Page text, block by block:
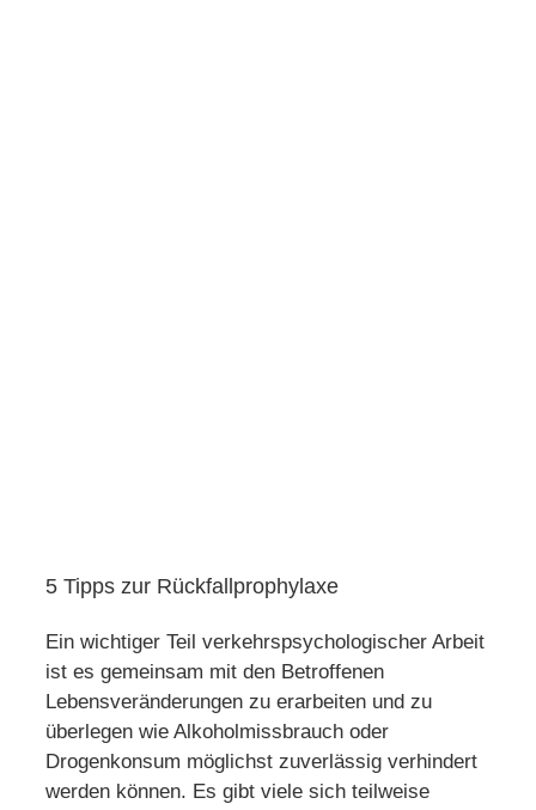
5 Tipps zur Rückfallprophylaxe
Ein wichtiger Teil verkehrspsychologischer Arbeit
ist es gemeinsam mit den Betroffenen
Lebensveränderungen zu erarbeiten und zu
überlegen wie Alkoholmissbrauch oder
Drogenkonsum möglichst zuverlässig verhindert
werden können. Es gibt viele sich teilweise